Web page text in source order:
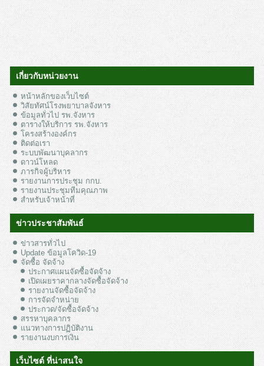
เกี่ยวกับหน่วยงาน
หน้าหลักของเว็บไซต์
วิสัยทัศน์โรงพยาบาลจังหาร
ข้อมูลทั่วไป รพ.จังหาร
ตารางให้บริการ รพ.จังหาร
โครงสร้างองค์กร
ติดต่อเรา
ระบบพัฒนาบุคลากร
ดาวน์โหลด
ภารกิจผู้บริหาร
รายงานการประชุม กกบ.
รายงานประชุมทีมคุณภาพ
สำหรับเจ้าหน้าที่
ข่าวประชาสัมพันธ์
ข่าวสารทั่วไป
Update ข้อมูลโควิด-19
จัดซื้อ จัดจ้าง
ประกาศแผนจัดซื้อจัดจ้าง
เปิดเผยราคากลางจัดซื้อจัดจ้าง
รายงานจัดซื้อจัดจ้าง
การจัดจำหน่าย
ประกวด/จัดซื้อจัดจ้าง
สรรหาบุคลากร
แนวทางการปฏิบัติงาน
รายงานงบการเงิน
เว็บไซต์ ที่น่าสนใจ